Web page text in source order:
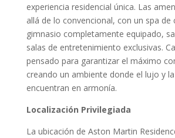
experiencia residencial única. Las
allá de lo convencional, con un spa de
gimnasio completamente equipado,
salas de entretenimiento exclusivas.
pensado para garantizar el máximo
creando un ambiente donde el lujo y
encuentran en armonía.
Localización Privilegiada
La ubicación de Aston Martin